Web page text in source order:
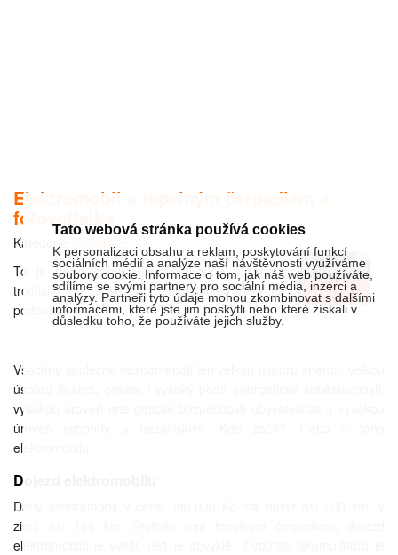
Elektromobil s tepelným čerpadlem a
fotovoltaika
Kategorie:
FINANCE
To je trend doby. Hlavní výhodou u tohoto
trojlístku je, že se tyto technologie vzájemně
podporují.
Všechny společně neznamenají jen velkou úsporu energií, velkou
úsporu financí, ovšem i vysoký podíl energetické soběstačnosti,
vysokou úroveň energetické bezpečnosti obyvatelstva a vysokou
úroveň svobody a nezávislosti. Kde začít? Třeba u toho
elektromobilu.
Dojezd elektromobilu
Daný elektromobil v ceně 390.000 Kč má dojez asi 200 km, v
zimě asi 160 km. Protože topí tepelným čerpadlem, dojezd
elektromobilu je vyšší, než je obvyklé. Životnost akumulátorů je
Tato webová stránka používá cookies
K personalizaci obsahu a reklam, poskytování funkcí
sociálních médií a analýze naší návštěvnosti využíváme
soubory cookie. Informace o tom, jak náš web používáte,
sdílíme se svými partnery pro sociální média, inzerci a
analýzy. Partneři tyto údaje mohou zkombinovat s dalšími
informacemi, které jste jim poskytli nebo které získali v
důsledku toho, že používáte jejich služby.